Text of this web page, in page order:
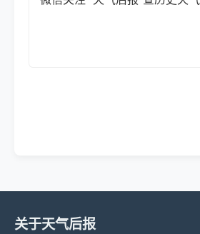
关于天气后报